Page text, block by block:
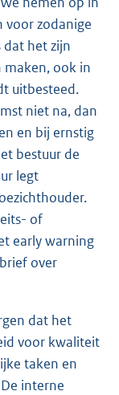
voor zodanige
dat het zijn
ook in
uitbesteed.
niet na, dan
en bij ernstig
bestuur de
legt
of
early warning
over
dat het
voor kwaliteit
taken en
interne